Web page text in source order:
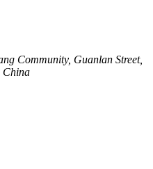
Community, Guanlan Street,
China